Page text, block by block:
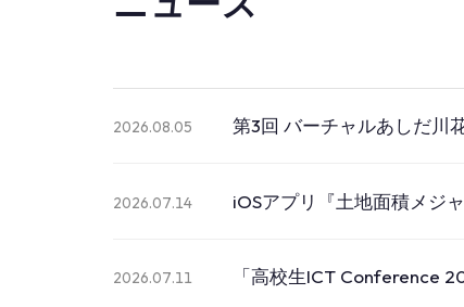
2026.08.05 第3回 バーチャルあしだ川
2026.07.14 iOSアプリ『土地面積メジ
2026.07.11 「高校生ICT Conference